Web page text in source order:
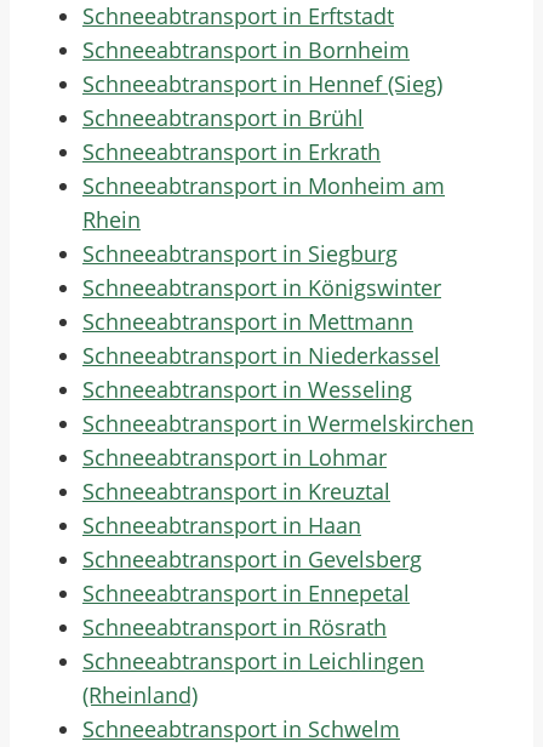
Schneeabtransport in Erftstadt
Schneeabtransport in Bornheim
Schneeabtransport in Hennef (Sieg)
Schneeabtransport in Brühl
Schneeabtransport in Erkrath
Schneeabtransport in Monheim am
Rhein
Schneeabtransport in Siegburg
Schneeabtransport in Königswinter
Schneeabtransport in Mettmann
Schneeabtransport in Niederkassel
Schneeabtransport in Wesseling
Schneeabtransport in Wermelskirchen
Schneeabtransport in Lohmar
Schneeabtransport in Kreuztal
Schneeabtransport in Haan
Schneeabtransport in Gevelsberg
Schneeabtransport in Ennepetal
Schneeabtransport in Rösrath
Schneeabtransport in Leichlingen
(Rheinland)
Schneeabtransport in Schwelm